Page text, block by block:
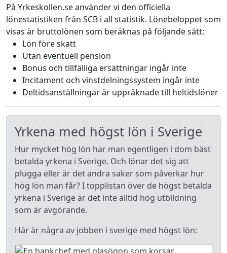
På Yrkeskollen.se använder vi den officiella
lönestatistiken från SCB i all statistik. Lönebeloppet som
visas är bruttolönen som beräknas på följande sätt:
Lön före skatt
Utan eventuell pension
Bonus och tillfälliga ersättningar ingår inte
Incitament och vinstdelningssystem ingår inte
Deltidsanställningar är uppräknade till heltidslöner
Yrkena med högst lön i Sverige
Hur mycket hög lön har man egentligen i dom bäst
betalda yrkena i Sverige. Och lönar det sig att
plugga eller är det andra saker som påverkar hur
hög lön man får? I topplistan över de högst betalda
yrkena i Sverige är det inte alltid hög utbildning
som är avgörande.
Här är några av jobben i sverige med högst lön: